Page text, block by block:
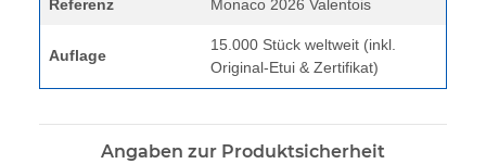
Referenz Monaco 2026 Valentois
Auflage
15.000 Stück weltweit (inkl.
Original-Etui & Zertifikat)
Angaben zur Produktsicherheit